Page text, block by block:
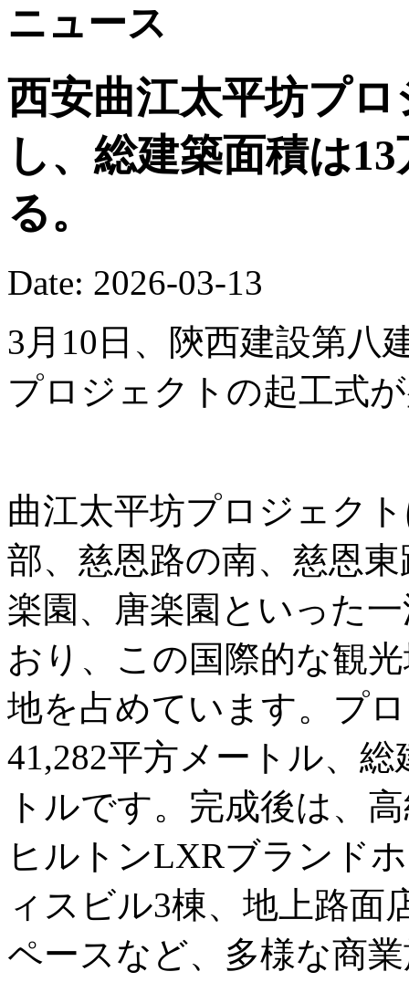
ニュース
西安曲江太平坊プ
し、総建築面積は
る。
Date: 2026-03-13
3月10日、陝西建設第八
プロジェクトの起工式
曲江太平坊プロジェク
部、慈恩路の南、慈恩
楽園、唐楽園といった
おり、この国際的な観
地を占めています。プ
41,282平方メートル、
トルです。完成後は、
ヒルトンLXRブランド
ィスビル3棟、地上路面
ペースなど、多様な商